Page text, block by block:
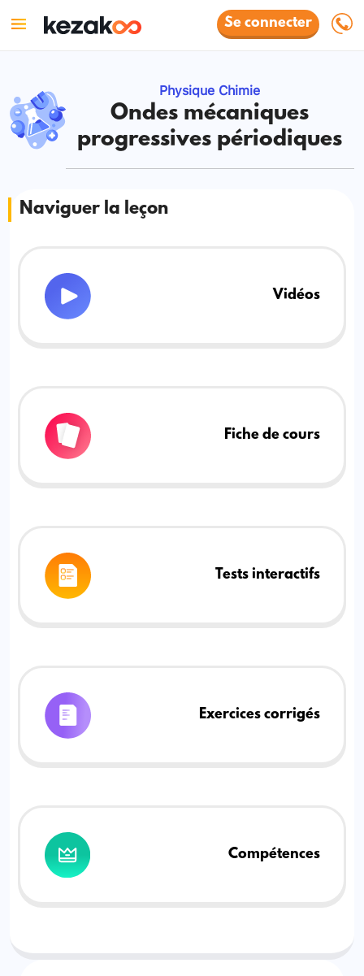
Se connecter
Physique Chimie
Ondes mécaniques
progressives périodiques
Naviguer la leçon
Vidéos
Fiche de cours
Tests interactifs
Exercices corrigés
Compétences